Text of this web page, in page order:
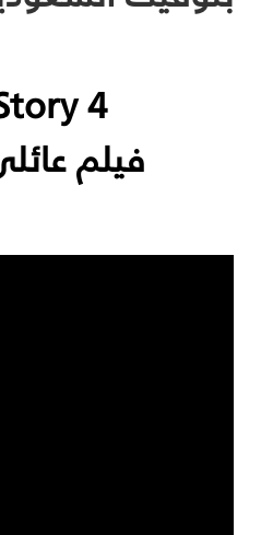
4
فيلم